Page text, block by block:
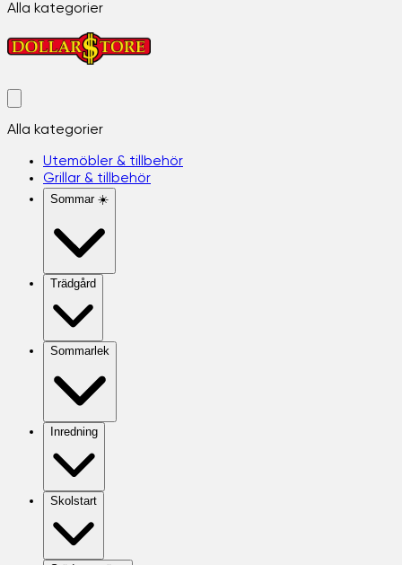
Alla kategorier
Alla kategorier
Utemöbler & tillbehör
Grillar & tillbehör
Sommar ☀️
Trädgård
Sommarlek
Inredning
Skolstart